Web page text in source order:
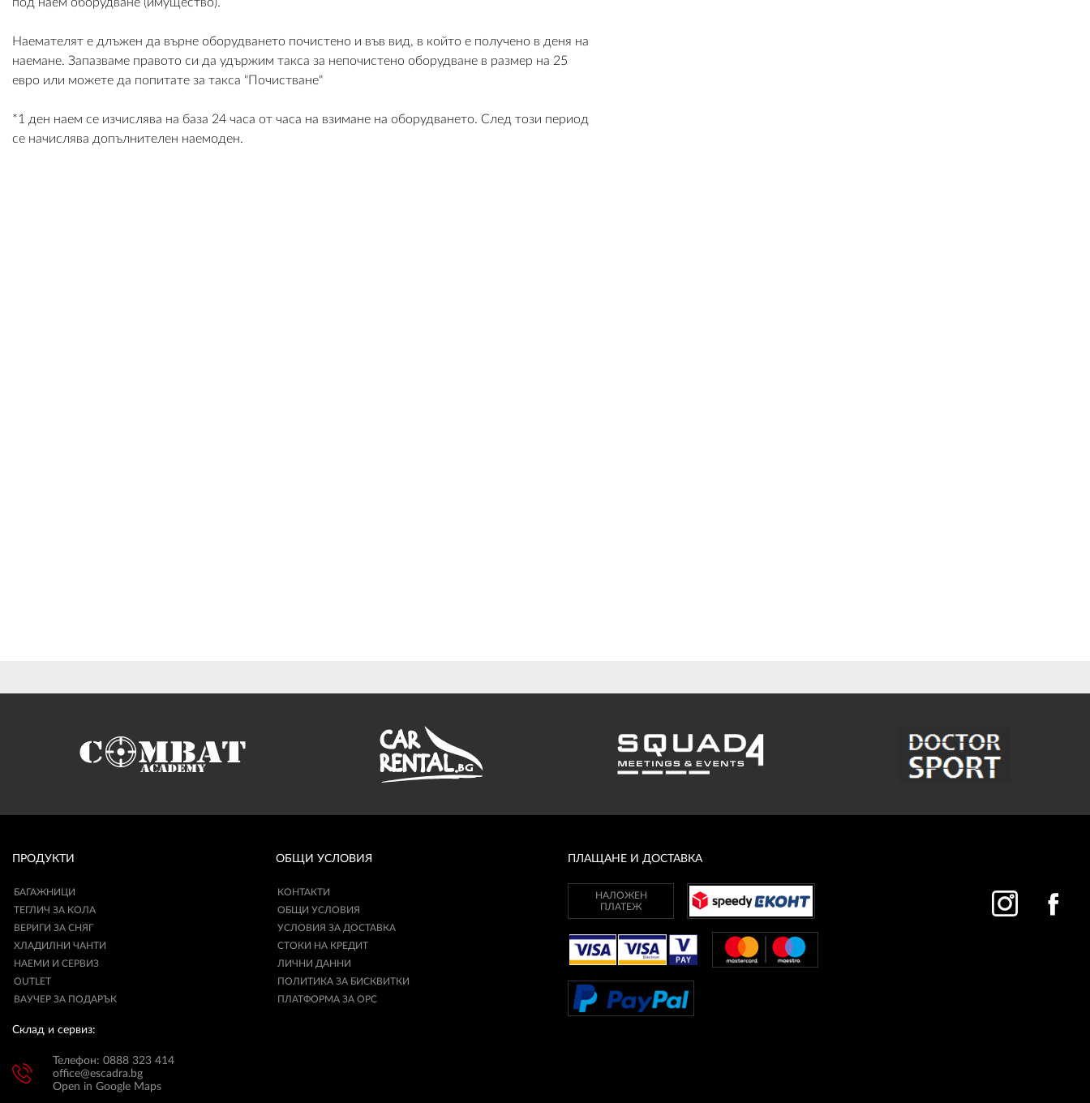
Наемателят е длъжен да върне оборудването почистено и във вид, в който е получено в деня на
наемане. Запазваме правото си да удържим такса за непочистено оборудване в размер на 25
евро или можете да попитате за такса "Почистване"
*1 ден наем се изчислява на база 24 часа от часа на взимане на оборудването. След този период
се начислява допълнителен наемоден.
ПРОДУКТИ
БАГАЖНИЦИ
ТЕГЛИЧ ЗА КОЛА
ВЕРИГИ ЗА СНЯГ
ХЛАДИЛНИ ЧАНТИ
НАЕМИ И СЕРВИЗ
OUTLET
ВАУЧЕР ЗА ПОДАРЪК
ОБЩИ УСЛОВИЯ
КОНТАКТИ
ОБЩИ УСЛОВИЯ
УСЛОВИЯ ЗА ДОСТАВКА
СТОКИ НА КРЕДИТ
ЛИЧНИ ДАННИ
ПОЛИТИКА ЗА БИСКВИТКИ
ПЛАТФОРМА ЗА ОРС
ПЛАЩАНЕ И ДОСТАВКА
НАЛОЖЕН
ПЛАТЕЖ
Склад и сервиз:
Телефон: 0888 323 414
office@escadra.bg
Open in Google Maps